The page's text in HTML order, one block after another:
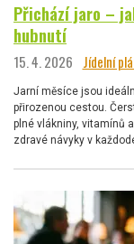
Přichází jaro –
hubnutí
15. 4. 2026 Jídelní
Jarní měsíce jsou
přirozenou cestou.
plné vlákniny, vitamínů
zdravé návyky v